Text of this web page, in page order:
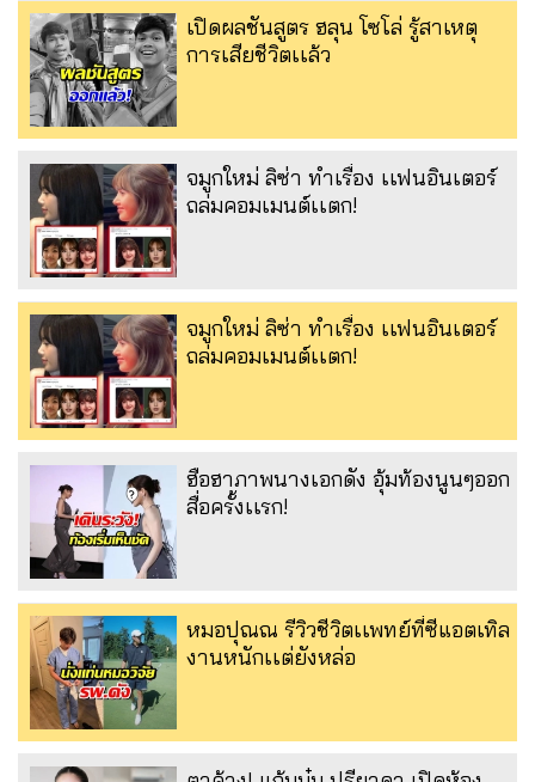
เปิดผลชันสูตร ฮลุน โซโล่ รู้สาเหตุ
การเสียชีวิตเเล้ว
จมูกใหม่ ลิซ่า ทำเรื่อง เเฟนอินเตอร์
ถล่มคอมเมนต์เเตก!
จมูกใหม่ ลิซ่า ทำเรื่อง เเฟนอินเตอร์
ถล่มคอมเมนต์เเตก!
ฮือฮาภาพนางเอกดัง อุ้มท้องนูนๆออก
สื่อครั้งเเรก!
หมอปุณณ รีวิวชีวิตเเพทย์ที่ซีแอตเทิล
งานหนักเเต่ยังหล่อ